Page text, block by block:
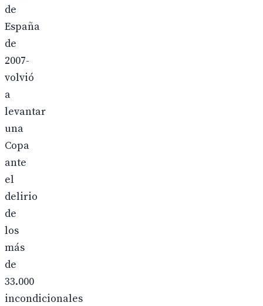
de
España
de
2007-
volvió
a
levantar
una
Copa
ante
el
delirio
de
los
más
de
33.000
incondicionales